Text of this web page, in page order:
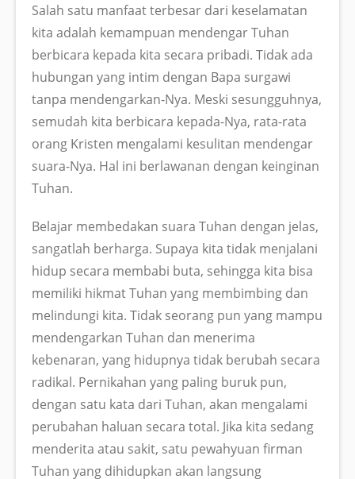
Salah satu manfaat terbesar dari keselamatan
kita adalah kemampuan mendengar Tuhan
berbicara kepada kita secara pribadi. Tidak ada
hubungan yang intim dengan Bapa surgawi
tanpa mendengarkan-Nya. Meski sesungguhnya,
semudah kita berbicara kepada-Nya, rata-rata
orang Kristen mengalami kesulitan mendengar
suara-Nya. Hal ini berlawanan dengan keinginan
Tuhan.
Belajar membedakan suara Tuhan dengan jelas,
sangatlah berharga. Supaya kita tidak menjalani
hidup secara membabi buta, sehingga kita bisa
memiliki hikmat Tuhan yang membimbing dan
melindungi kita. Tidak seorang pun yang mampu
mendengarkan Tuhan dan menerima
kebenaran, yang hidupnya tidak berubah secara
radikal. Pernikahan yang paling buruk pun,
dengan satu kata dari Tuhan, akan mengalami
perubahan haluan secara total. Jika kita sedang
menderita atau sakit, satu pewahyuan firman
Tuhan yang dihidupkan akan langsung